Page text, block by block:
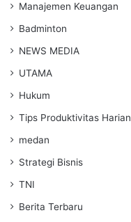
Manajemen Keuangan
Badminton
NEWS MEDIA
UTAMA
Hukum
Tips Produktivitas Harian
medan
Strategi Bisnis
TNI
Berita Terbaru